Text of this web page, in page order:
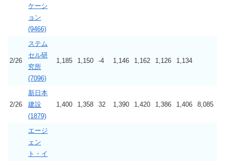
ケーシ
ョン
(9466)
2/26
ステム
セル研
究所
(7096)
1,185 1,150 -4 1,146 1,162 1,126 1,134
2/26
新日本
建設
(1879)
1,400 1,358 32 1,390 1,420 1,386 1,406 8,085
エージ
ェン
ト・イ